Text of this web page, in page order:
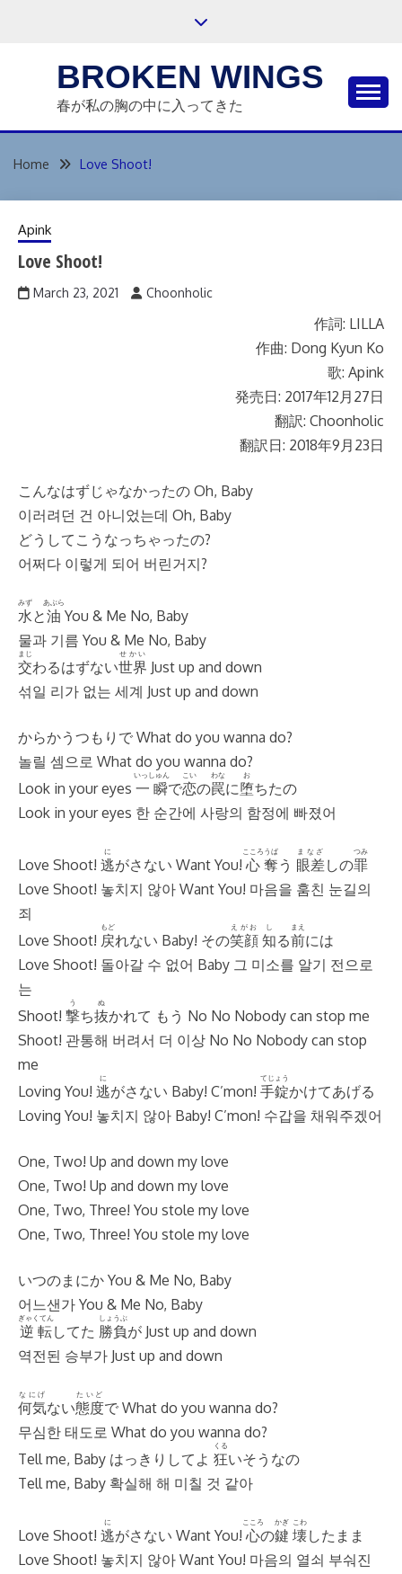
BROKEN WINGS
春が私の胸の中に入ってきた
Home Love Shoot!
Apink
Love Shoot!
March 23, 2021 Choonholic
作詞: LILLA
作曲: Dong Kyun Ko
歌: Apink
発売日: 2017年12月27日
翻訳: Choonholic
翻訳日: 2018年9月23日
こんなはずじゃなかったの Oh, Baby
이러려던 건 아니었는데 Oh, Baby
どうしてこうなっちゃったの?
어쩌다 이렇게 되어 버린거지?
水
みず
と油
あぶら
You & Me No, Baby
물과 기름 You & Me No, Baby
交
まじ
わるはずない世界
せかい
Just up and down
섞일 리가 없는 세계 Just up and down
からかうつもりで What do you wanna do?
놀릴 셈으로 What do you wanna do?
Look in your eyes 一瞬
いっしゅん
で恋
こい
の罠
わな
に堕
お
ちたの
Look in your eyes 한 순간에 사랑의 함정에 빠졌어
Love Shoot! 逃
に
がさない Want You! 心
こころ
奪
うば
う 眼差
まなざ
しの罪
つみ
Love Shoot! 놓치지 않아 Want You! 마음을 훔친 눈길의
죄
Love Shoot! 戻
もど
れない Baby! その笑顔
えがお
知
し
る前
まえ
には
Love Shoot! 돌아갈 수 없어 Baby 그 미소를 알기 전으로
는
Shoot! 撃
う
ち抜
ぬ
かれて もう No No Nobody can stop me
Shoot! 관통해 버려서 더 이상 No No Nobody can stop
me
Loving You! 逃
に
がさない Baby! C’mon! 手錠
てじょう
かけてあげる
Loving You! 놓치지 않아 Baby! C’mon! 수갑을 채워주겠어
One, Two! Up and down my love
One, Two! Up and down my love
One, Two, Three! You stole my love
One, Two, Three! You stole my love
いつのまにか You & Me No, Baby
어느샌가 You & Me No, Baby
逆転
ぎゃくてん
してた 勝負
しょうぶ
が Just up and down
역전된 승부가 Just up and down
何気
なにげ
ない態度
たいど
で What do you wanna do?
무심한 태도로 What do you wanna do?
Tell me, Baby はっきりしてよ 狂
くる
いそうなの
Tell me, Baby 확실해 해 미칠 것 같아
Love Shoot! 逃
に
がさない Want You! 心
こころ
の鍵
かぎ
壊
こわ
したまま
Love Shoot! 놓치지 않아 Want You! 마음의 열쇠 부숴진